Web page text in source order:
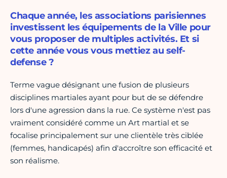
Chaque année, les associations parisiennes
investissent les équipements de la Ville pour
vous proposer de multiples activités. Et si
cette année vous vous mettiez au self-
defense ?
Terme vague désignant une fusion de plusieurs
disciplines martiales ayant pour but de se défendre
lors d'une agression dans la rue. Ce système n'est pas
vraiment considéré comme un Art martial et se
focalise principalement sur une clientèle très ciblée
(femmes, handicapés) afin d'accroître son efficacité et
son réalisme.